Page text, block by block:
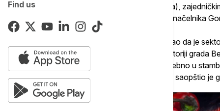
Find uszgrade (zatvorenim i otvorenim prostorima),
upotrebu zgrade", rekao je zamenik gradonačelnika
Zamenik gradonačelnika Beograda je dodao da je
analizom slučajeva izbijanja požara na teritoriji grada
najzastupljeniji uzrok izbijanja požara, posebno u
plamena na terasama stambenih objekata, saopštio je